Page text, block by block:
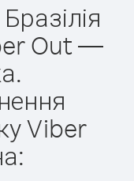
Out —
Viber